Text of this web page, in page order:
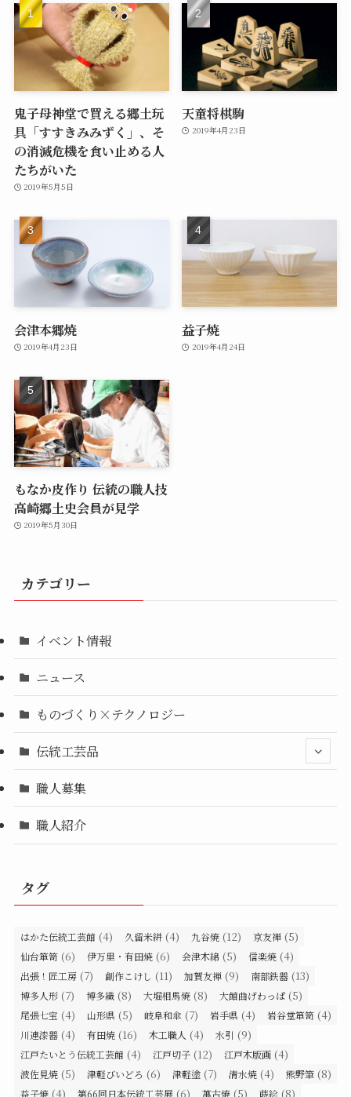
鬼子母神堂で買える郷土玩
具「すすきみみずく」、そ
の消滅危機を食い止める人
たちがいた
2019年5月5日
天童将棋駒
2019年4月23日
会津本郷焼
2019年4月23日
益子焼
2019年4月24日
もなか皮作り 伝統の職人技
高崎郷土史会員が見学
2019年5月30日
カテゴリー
イベント情報
ニュース
ものづくり×テクノロジー
伝統工芸品
職人募集
職人紹介
タグ
はかた伝統工芸館 (4) 久留米絣 (4) 九谷焼 (12) 京友禅 (5)
仙台箪笥 (6) 伊万里・有田焼 (6) 会津木綿 (5) 信楽焼 (4)
出張！匠工房 (7) 創作こけし (11) 加賀友禅 (9) 南部鉄器 (13)
博多人形 (7) 博多織 (8) 大堀相馬焼 (8) 大館曲げわっぱ (5)
尾張七宝 (4) 山形県 (5) 岐阜和傘 (7) 岩手県 (4) 岩谷堂箪笥 (4)
川連漆器 (4) 有田焼 (16) 木工職人 (4) 水引 (9)
江戸たいとう伝統工芸館 (4) 江戸切子 (12) 江戸木版画 (4)
波佐見焼 (5) 津軽びいどろ (6) 津軽塗 (7) 清水焼 (4) 熊野筆 (8)
益子焼 (4) 第66回日本伝統工芸展 (6) 萬古焼 (5) 蒔絵 (8)